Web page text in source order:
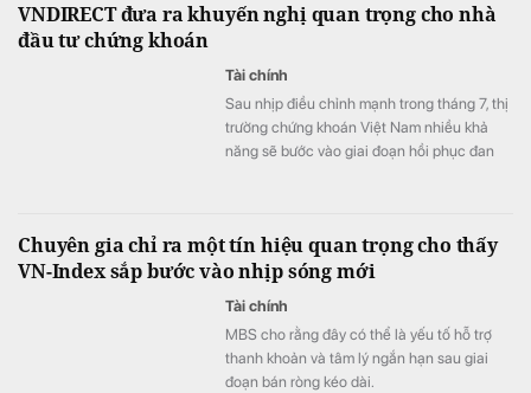
VNDIRECT đưa ra khuyến nghị quan trọng cho nhà
đầu tư chứng khoán
Tài chính
Sau nhịp điều chỉnh mạnh trong tháng 7, thị
trường chứng khoán Việt Nam nhiều khả
năng sẽ bước vào giai đoạn hồi phục đan
bên ngoài.
Chuyên gia chỉ ra một tín hiệu quan trọng cho thấy
VN-Index sắp bước vào nhịp sóng mới
Tài chính
MBS cho rằng đây có thể là yếu tố hỗ trợ
thanh khoản và tâm lý ngắn hạn sau giai
đoạn bán ròng kéo dài.